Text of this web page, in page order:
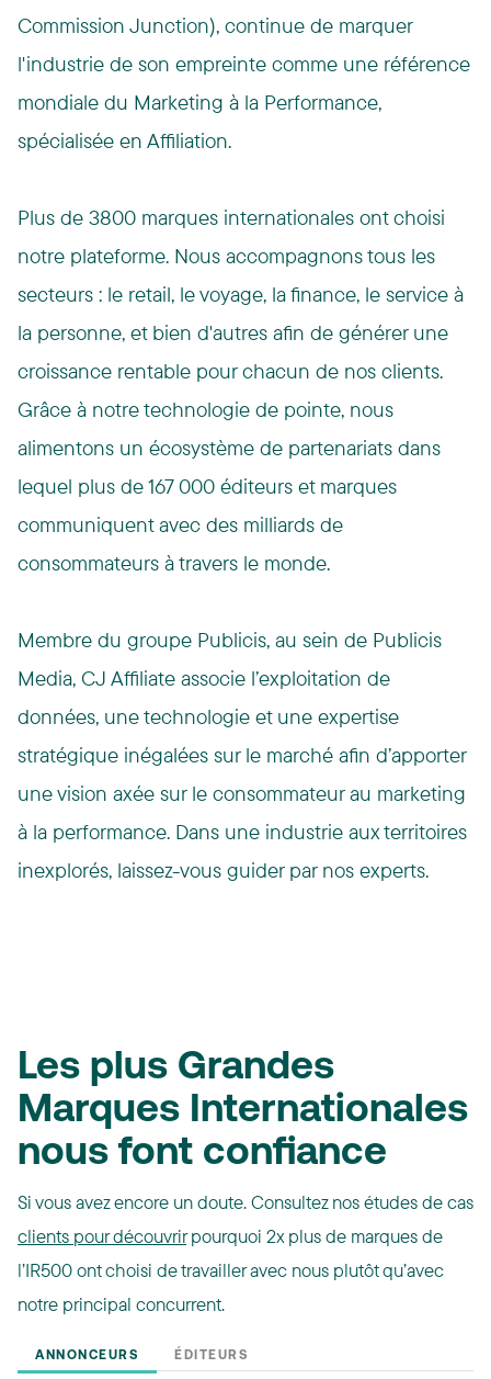
Commission Junction), continue de marquer
l'industrie de son empreinte comme une référence
mondiale du Marketing à la Performance,
spécialisée en Affiliation.
Plus de 3800 marques internationales ont choisi
notre plateforme. Nous accompagnons tous les
secteurs : le retail, le voyage, la finance, le service à
la personne, et bien d'autres afin de générer une
croissance rentable pour chacun de nos clients.
Grâce à notre technologie de pointe, nous
alimentons un écosystème de partenariats dans
lequel plus de 167 000 éditeurs et marques
communiquent avec des milliards de
consommateurs à travers le monde.
Membre du groupe Publicis, au sein de Publicis
Media, CJ Affiliate associe l’exploitation de
données, une technologie et une expertise
stratégique inégalées sur le marché afin d’apporter
une vision axée sur le consommateur au marketing
à la performance. Dans une industrie aux territoires
inexplorés, laissez-vous guider par nos experts.
Les plus Grandes
Marques Internationales
nous font confiance
Si vous avez encore un doute. Consultez nos études de cas
clients pour découvrirpourquoi 2x plus de marques de
l’IR500 ont choisi de travailler avec nous plutôt qu’avec
notre principal concurrent.
ANNONCEURS ÉDITEURS